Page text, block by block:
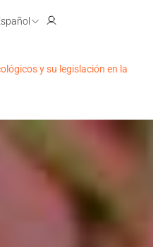
y su legislación en la